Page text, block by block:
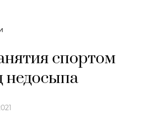
спортом
недосыпа